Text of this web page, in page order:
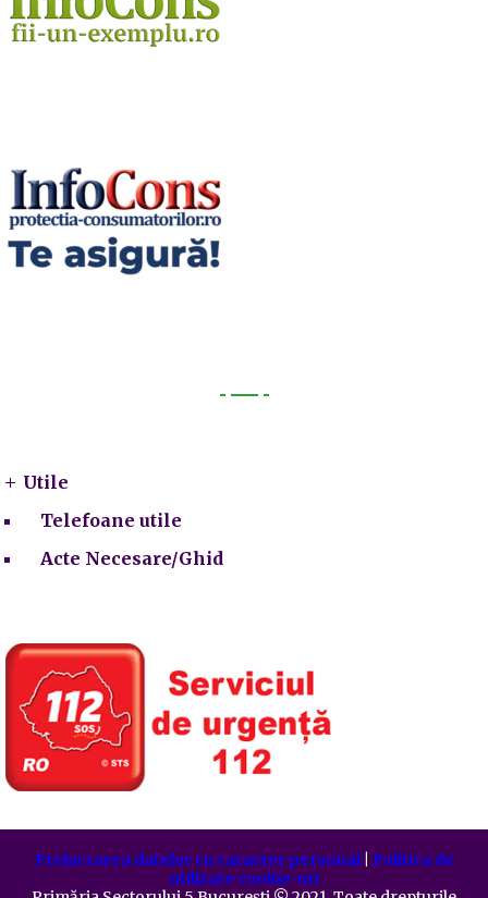
Utile
Telefoane utile
Acte Necesare/Ghid
Prelucrarea datelor cu caracter personal| Politica de
utilizare cookie-uri